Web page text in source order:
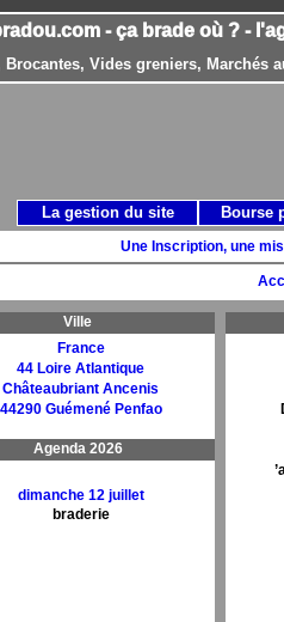
- ça brade où ? -
Brocantes, Vides greniers, Marchés
Une Inscription, une
Ville
France
44 Loire Atlantique
Châteaubriant Ancenis
44290 Guémené Penfao
Agenda 2026
dimanche 12 juillet
braderie
La gestion du site Bourse